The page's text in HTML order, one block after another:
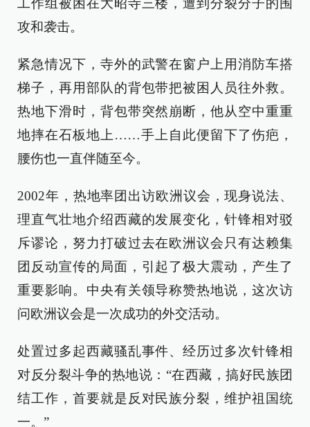
工作组被困在大昭寺三楼，遭到分裂分子的围
攻和袭击。
紧急情况下，寺外的武警在窗户上用消防车搭
梯子，再用部队的背包带把被困人员往外救。
热地下滑时，背包带突然崩断，他从空中重重
地摔在石板地上……手上自此便留下了伤疤，
腰伤也一直伴随至今。
2002年，热地率团出访欧洲议会，现身说法、
理直气壮地介绍西藏的发展变化，针锋相对驳
斥谬论，努力打破过去在欧洲议会只有达赖集
团反动宣传的局面，引起了极大震动，产生了
重要影响。中央有关领导称赞热地说，这次访
问欧洲议会是一次成功的外交活动。
处置过多起西藏骚乱事件、经历过多次针锋相
对反分裂斗争的热地说：“在西藏，搞好民族团
结工作，首要就是反对民族分裂，维护祖国统
一。”